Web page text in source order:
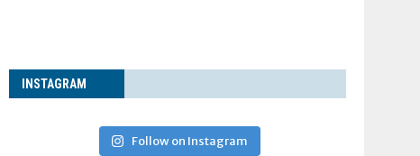
INS­TA­GRAM
Follow on Instagram